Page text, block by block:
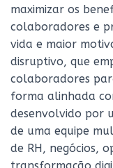
maximizar os
colaboradores e
vida e maior
disruptivo, que
colaboradores
forma alinhada
desenvolvido por
de uma equipe
de RH, negócios,